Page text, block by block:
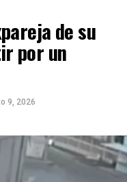
de su
por un
9, 2026